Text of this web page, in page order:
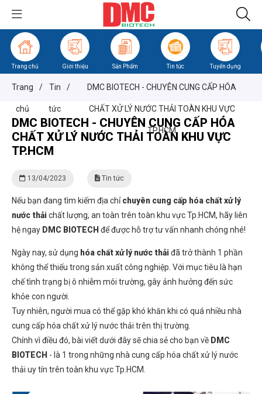
Trang chủ Giới thiệu Sản Phẩm Tin tức Tuyển dụng
Trang
chủ
/ Tin
tức
/ DMC BIOTECH - CHUYÊN CUNG CẤP HÓA
CHẤT XỬ LÝ NƯỚC THẢI TOÀN KHU VỰC
TP.HCM
DMC BIOTECH - CHUYÊN CUNG CẤP HÓA
CHẤT XỬ LÝ NƯỚC THẢI TOÀN KHU VỰC
TP.HCM
13/04/2023 Tin tức
Nếu bạn đang tìm kiếm địa chỉchuyên cung cấp hóa chất xử lý
nước thảichất lượng, an toàn trên toàn khu vực Tp.HCM, hãy liên
hệ ngay DMC BIOTECH để được hỗ trợ tư vấn nhanh chóng nhé!
Ngày nay, sử dụng hóa chất xử lý nước thảiđã trở thành 1 phần
không thể thiếu trong sản xuất công nghiệp. Với mục tiêu là hạn
chế tình trạng bị ô nhiễm môi trường, gây ảnh hưởng đến sức
khỏe con người.
Tuy nhiên, người mua có thể gặp khó khăn khi có quá nhiều nhà
cung cấp hóa chất xử lý nước thải trên thị trường.
Chính vì điều đó, bài viết dưới đây sẽ chia sẻ cho bạn về DMC
BIOTECH - là 1 trong những nhà cung cấp hóa chất xử lý nước
thải uy tín trên toàn khu vực Tp.HCM.